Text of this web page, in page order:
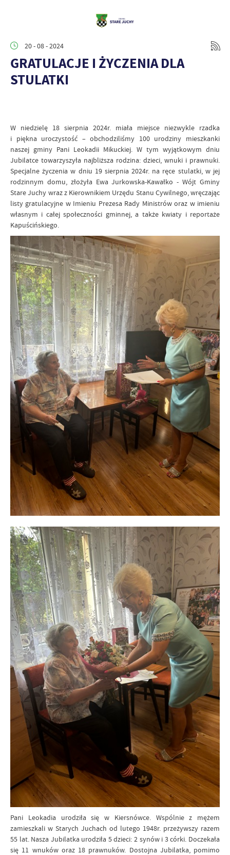
20 - 08 - 2024
GRATULACJE I ŻYCZENIA DLA
STULATKI
W niedzielę 18 sierpnia 2024r. miała miejsce niezwykle rzadka
i piękna uroczystość – obchodziliśmy 100 urodziny mieszkanki
naszej gminy Pani Leokadii Mikuckiej. W tym wyjątkowym dniu
Jubilatce towarzyszyła najbliższa rodzina: dzieci, wnuki i prawnuki.
Specjalne życzenia w dniu 19 sierpnia 2024r. na ręce stulatki, w jej
rodzinnym domu, złożyła Ewa Jurkowska-Kawałko - Wójt Gminy
Stare Juchy wraz z Kierownikiem Urzędu Stanu Cywilnego, wręczając
listy gratulacyjne w Imieniu Prezesa Rady Ministrów oraz w imieniu
własnym i całej społeczności gminnej, a także kwiaty i reportaże
Kapuścińskiego.
Pani Leokadia urodziła się w Kiersnówce. Wspólnie z mężem
zamieszkali w Starych Juchach od lutego 1948r. przeżywszy razem
55 lat. Nasza Jubilatka urodziła 5 dzieci: 2 synów i 3 córki. Doczekała
się 11 wnuków oraz 18 prawnuków. Dostojna Jubilatka, pomimo